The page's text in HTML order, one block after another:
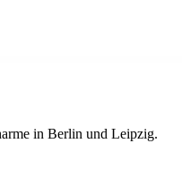
in Berlin und Leipzig.